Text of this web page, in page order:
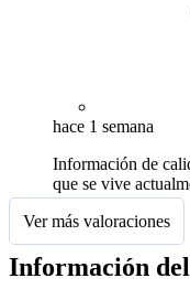
hace 1 semana
Información de
que se vive
Ver más valoraciones
Información